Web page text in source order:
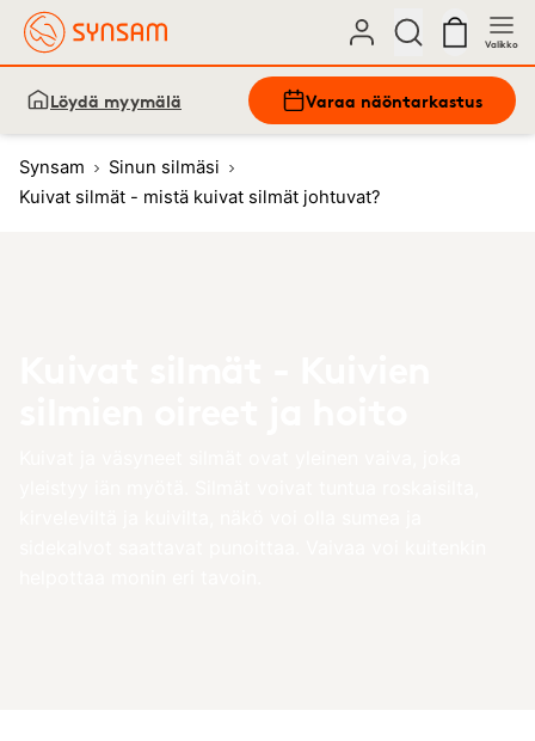
Valikko
Löydä myymälä Varaa näöntarkastus
Synsam
Sinun silmäsi
Kuivat silmät - mistä kuivat silmät johtuvat?